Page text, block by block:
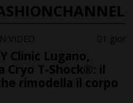
VIDEO 1 gior
Clinic Lugano,
Cryo T-Shock®: il
rimodella il corpo